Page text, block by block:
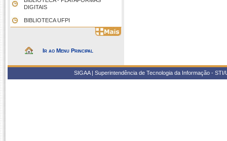
DIGITAIS
BIBLIOTECA UFPI
Ir ao Menu Principal
SIGAA | Superintendência de Tecnologia da Informação -